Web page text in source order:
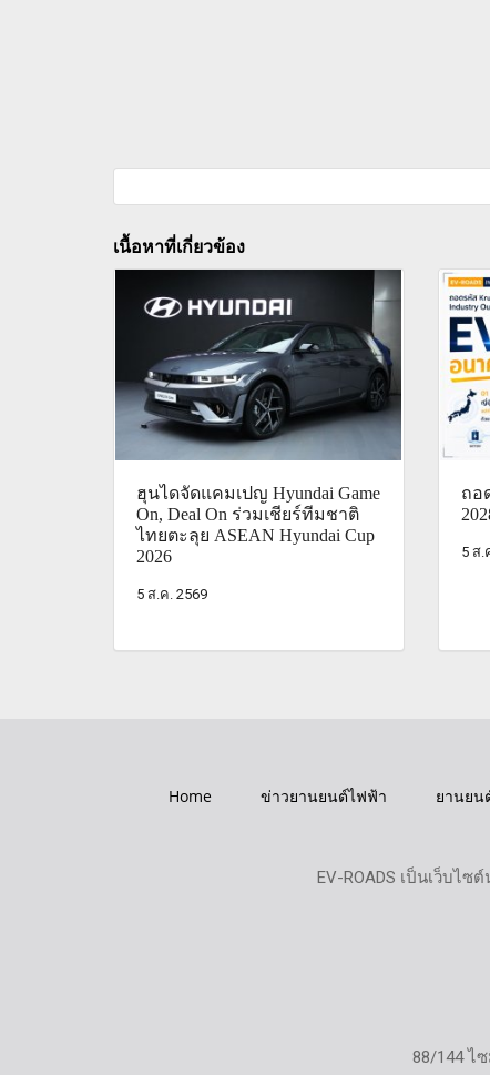
เนื้อหาที่เกี่ยวข้อง
ฮุนไดจัดแคมเปญ Hyundai Game
On, Deal On ร่วมเชียร์ทีมชาติ
ไทยตะลุย ASEAN Hyundai Cup
2026
5 ส.ค. 2569
ถอ
5 ส.
Home ข่าวยานยนต์ไฟฟ้า ยานยน
EV-ROADS เป็นเว็บไ
88/144 ไ